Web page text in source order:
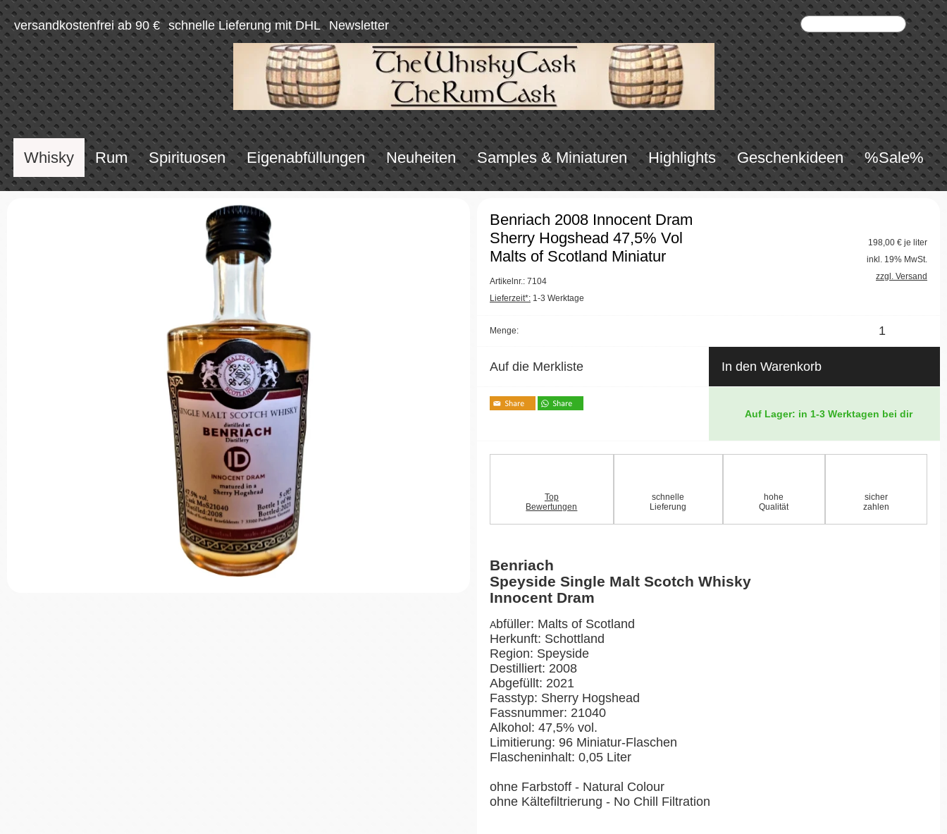
versandkostenfrei ab 90 € schnelle Lieferung mit DHL Newsletter
Whisky Rum Spirituosen Eigenabfüllungen Neuheiten Samples & Miniaturen Highlights Geschenkideen %Sale%
Benriach 2008 Innocent Dram
Sherry Hogshead 47,5% Vol
Malts of Scotland Miniatur
Artikelnr.: 7104
Lieferzeit*: 1-3 Werktage
198,00 € je liter
inkl. 19% MwSt.
zzgl. Versand
Menge:
Auf die Merkliste In den Warenkorb
Auf Lager: in 1-3 Werktagen bei dir
Top
Bewertungen
schnelle
Lieferung
hohe
Qualität
sicher
zahlen
Benriach
Speyside Single Malt Scotch Whisky
Innocent Dram
Abfüller: Malts of Scotland
Herkunft: Schottland
Region: Speyside
Destilliert: 2008
Abgefüllt: 2021
Fasstyp: Sherry Hogshead
Fassnummer: 21040
Alkohol: 47,5% vol.
Limitierung: 96 Miniatur-Flaschen
Flascheninhalt: 0,05 Liter
ohne Farbstoff - Natural Colour
ohne Kältefiltrierung - No Chill Filtration